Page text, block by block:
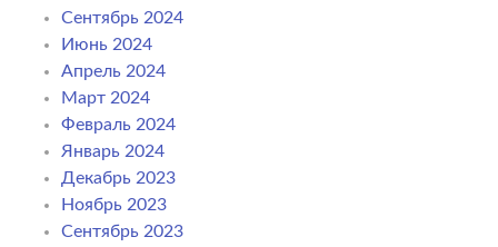
Сентябрь 2024
Июнь 2024
Апрель 2024
Март 2024
Февраль 2024
Январь 2024
Декабрь 2023
Ноябрь 2023
Сентябрь 2023